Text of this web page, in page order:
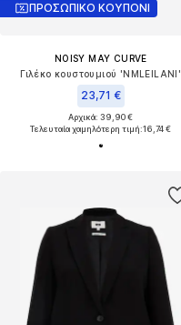
ΠΡΟΣΩΠΙΚΟ ΚΟΥΠΟΝΙ
NOISY MAY CURVE
Γιλέκο κουστουμιού 'NMLEILANI'
23,71 €
Αρχικά: 39,90 €
Τελευταία χαμηλότερη τιμή:16,74 €